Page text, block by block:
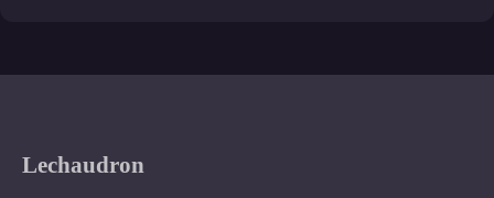
Lechaudron